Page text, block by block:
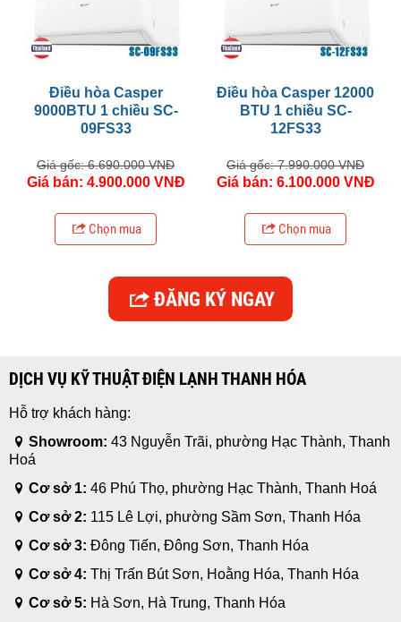
Điều hòa Casper
9000BTU 1 chiều SC-
09FS33
Giá gốc: 6.690.000 VNĐ
Giá bán: 4.900.000 VNĐ
Chọn mua
Điều hòa Casper 12000
BTU 1 chiều SC-
12FS33
Giá gốc: 7.990.000 VNĐ
Giá bán: 6.100.000 VNĐ
Chọn mua
ĐĂNG KÝ NGAY
DỊCH VỤ KỸ THUẬT ĐIỆN LẠNH THANH HÓA
Hỗ trợ khách hàng:
Showroom: 43 Nguyễn Trãi, phường Hạc Thành, Thanh
Hoá
Cơ sở 1: 46 Phú Thọ, phường Hạc Thành, Thanh Hoá
Cơ sở 2: 115 Lê Lợi, phường Sầm Sơn, Thanh Hóa
Cơ sở 3: Đông Tiến, Đông Sơn, Thanh Hóa
Cơ sở 4: Thị Trấn Bút Sơn, Hoằng Hóa, Thanh Hóa
Cơ sở 5: Hà Sơn, Hà Trung, Thanh Hóa